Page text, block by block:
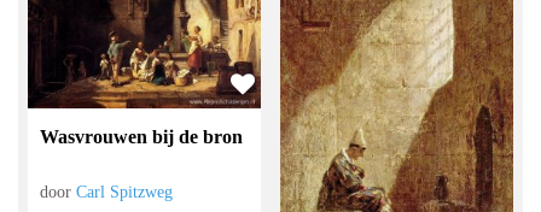
Wasvrouwen bij de bron
doorCarl Spitzweg